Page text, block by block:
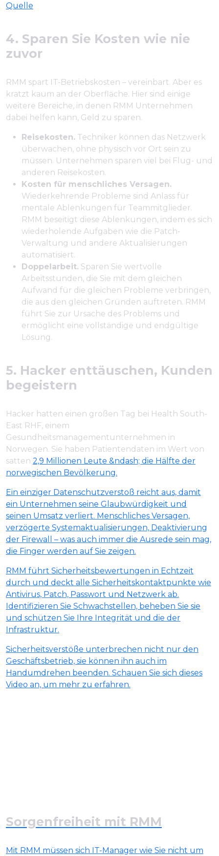
Quelle
4. Sparen Sie Kosten wie nie
zuvor
RMM spart IT-Betriebskosten – vereinbart. Aber es
kratzt kaum an der Oberfläche. Hier sind einige
weitere Bereiche, in denen RMM Unternehmen
dabei helfen kann, Geld zu sparen.
Reisekosten. Techniker können das Netzwerk
überwachen, ohne physisch vor Ort sein zu
müssen. Unternehmen sparen viel bei Flug- und
anderen Reisekosten.
Kosten für menschliches Versagen.
Wiederkehrende Probleme sind Anlass für
mentale Ablenkungen für Teammitglieder.
RMM beseitigt diese Ablenkungen, indem es sich
wiederholende Aufgaben wie die Patch-
Verwaltung und andere Aktualisierungen
automatisiert.
Doppelarbeit. Sparen Sie wertvolle
Arbeitsstunden, die Sie mit dem gleichen
Aufwand für die gleichen Probleme verbringen,
die aus den gleichen Gründen auftreten. RMM
führt Sie zur Ursache des Problems und
ermöglicht eine vollständige und endgültige
Lösung.
5. Hacker enttäuschen, Kunden
begeistern
Hacker hatten einen großen Tag bei Health South-
East RHF, einem
Gesundheitsmanagementunternehmen in
Norwegen. Sie haben Patientendaten im Wert von
satten 2,9 Millionen Leute &ndash; die Hälfte der
norwegischen Bevölkerung.
Ein einziger Datenschutzverstoß reicht aus, damit
ein Unternehmen seine Glaubwürdigkeit und
seinen Umsatz verliert. Menschliches Versagen,
verzögerte Systemaktualisierungen, Deaktivierung
der Firewall – was auch immer die Ausrede sein mag,
die Finger werden auf Sie zeigen.
RMM führt Sicherheitsbewertungen in Echtzeit
durch und deckt alle Sicherheitskontaktpunkte wie
Antivirus, Patch, Passwort und Netzwerk ab.
Identifizieren Sie Schwachstellen, beheben Sie sie
und schützen Sie Ihre Integrität und die der
Infrastruktur.
Sicherheitsverstöße unterbrechen nicht nur den
Geschäftsbetrieb, sie können ihn auch im
Handumdrehen beenden. Schauen Sie sich dieses
Video an, um mehr zu erfahren.
Sorgenfreiheit mit RMM
Mit RMM müssen sich IT-Manager wie Sie nicht um